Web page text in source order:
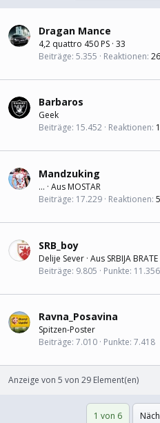
Dragan Mance
4,2 quattro 450 PS · 33
Beiträge 5.355 Reaktionen 26
Barbaros
Geek
Beiträge 15.452 Reaktionen
Mandzuking
... · Aus MOSTAR
Beiträge 17.229 Reaktionen
SRB_boy
Delije Sever · Aus SRBIJA BRATE
Beiträge 9.805 Punkte 11.356
Ravna_Posavina
Spitzen-Poster
Beiträge 7.010 Punkte 7.418
Anzeige von 5 von 29 Element(en)
1 von 6